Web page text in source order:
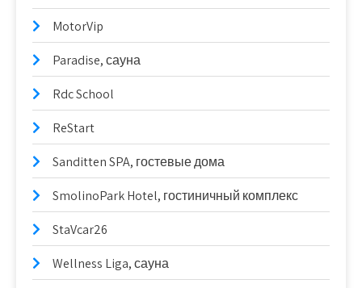
MotorVip
Paradise, сауна
Rdc School
ReStart
Sanditten SPA, гостевые дома
SmolinoPark Hotel, гостиничный комплекс
StaVcar26
Wellness Liga, сауна